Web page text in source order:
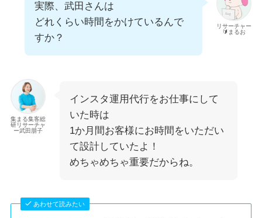
リサーチャー
🔰まるお
実際、武田さんは
どれくらい時間をかけているんで
すか？
集まる集客総
研リサーチャ
ー武田朋子
インスタ運用代行をお仕事にして
いた時は
1か月間お客様にお時間をいただい
て設計していたよ！
めちゃめちゃ重要だからね。
あわせて読みたい